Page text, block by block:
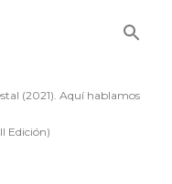
(2021). Aquí hablamos
Edición)